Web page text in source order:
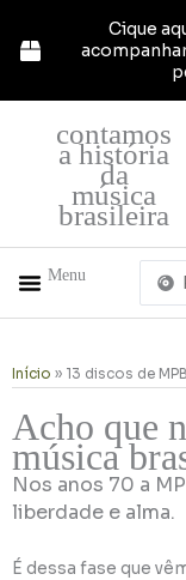
para
Cique
contamos
a história
da
música
brasileira
Menu
Início » 13 discos de
Acho que
música
Nos anos 70 a
liberdade e alma.
É dessa fase que